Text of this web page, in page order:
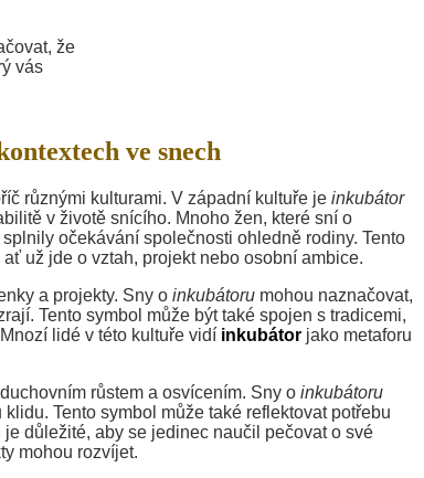
že
vás
ve snech
různými kulturami. V západní kultuře je inkubátor
v životě snícího. Mnoho žen, které sní o
očekávání společnosti ohledně rodiny. Tento
už jde o vztah, projekt nebo osobní ambice.
a projekty. Sny o inkubátoru mohou naznačovat,
Tento symbol může být také spojen s tradicemi,
lidé v této kultuře vidí inkubátor jako metaforu
růstem a osvícením. Sny o inkubátoru
Tento symbol může také reflektovat potřebu
důležité, aby se jedinec naučil pečovat o své
mohou rozvíjet.